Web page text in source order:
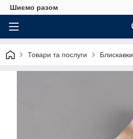
Шиємо разом
Товари та послуги Блискавки